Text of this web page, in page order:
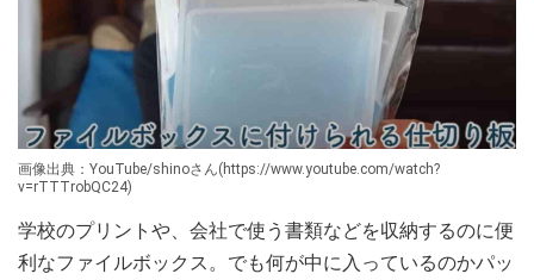
画像出典：YouTube/shinoさん(https://www.youtube.com/watch?
v=rTTTrobQC24)
学校のプリントや、会社で使う書類などを収納するのに便
利なファイルボックス。でも何が中に入っているのかパッ